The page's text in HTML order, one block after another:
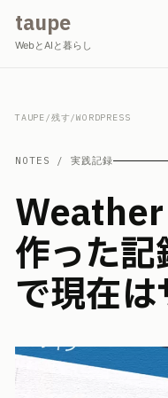
taupe
WebとAIと暮らし
TAUPE/残す/WORDPRESS
NOTES / 実践記録
Weather in Japanを
作った
で現在